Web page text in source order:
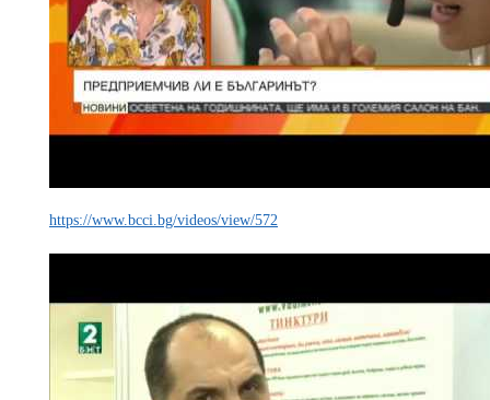
https://www.bcci.bg/videos/view/572